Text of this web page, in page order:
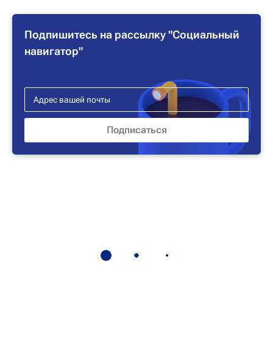
Подпишитесь на рассылку "Социальный
навигатор"